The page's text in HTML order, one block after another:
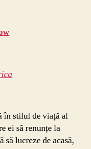
în stilul de viață al
ei să renunțe la
să lucreze de acasă,